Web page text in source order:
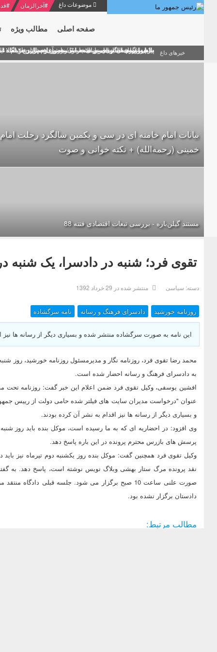
موضوعات داغ #آخرالزمان #
صفحه اصلی مطالب ویژه
خبرهای داغ منشور گفتمان امام و انقلاب - 7 /بخش دوم : شرح پیام ۱۰ خرداد ۱۳۶۹ امام خامنه ای/ فصل پنجم: حفظ عزّت و کرامت انقلابی
بازخوانی افشاگری سپهبد محمود منصور افسر ارشد
دلایل اهمیت سیزدهمین انتخابات ریاست جمهوری از نگاه
بیانات امام خامنه ای در سخنرانی نوروزی خطاب به ملت
پیام نوروزی امام خامنه ای به مناسبت آغاز سال ۱۴۰۰
بیانات امام خامنه ای در سی و یکمین سالگرد رحلت امام
خمینی (رحمه‌الله) + نکته خوانی و صوت
مستند گیلن‌باره - بررسی تبعات اقتصادی فتنه 88
تقوی فرد؛ شنبه در دادسرا، یک شنبه
دسته: سیاسی منتشر شده در 29 خرداد 1392
روزنامه خورشید دادسرای فرهنگ و رسانه نامه سرگشاده
این نامه به صورت سرگشاده منتشر شده و بسیاری دیگر از رسانه ها نیز
محمد رضا تقوی فرد، روزنامه نگار و مدیرمسئول روزنامه خورشید، روز
به دادسرای فرهنگ و رسانه احضار شده است.
عنوان "درخواست مدیران سایت های فیلتر شده حامی دولت از رییس
و بسیاری دیگر از رسانه ها نیز اقدام به نشر آن کرده بودند.
پرسش های بازرس محترم پرونده در این باره پاسخ دهد.
نقد پرونده مرگ ستار بهشی وبلاگ نویس نوشته است، پاسخ دهد. به
دادستان برگزار نشده بود.
مطالب مرتبط: